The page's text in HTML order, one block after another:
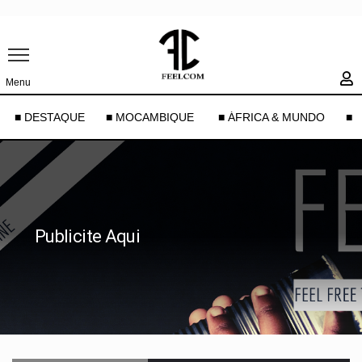
Menu
■ DESTAQUE ■ MOCAMBIQUE ■ ÁFRICA & MUNDO ■
Publicite Aqui